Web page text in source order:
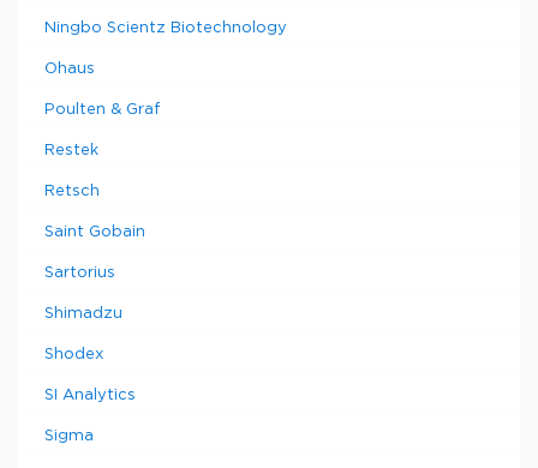
Ningbo Scientz Biotechnology
Ohaus
Poulten & Graf
Restek
Retsch
Saint Gobain
Sartorius
Shimadzu
Shodex
SI Analytics
Sigma